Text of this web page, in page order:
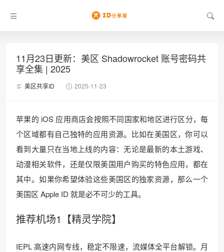
11月23日更新：美区 Shadowrocket 账号密码共
享全集 | 2025
美区共享ID 2025-11-23
苹果的 iOS 应用商店会按照不同国家和地区进行区分，每
个区域都有自己独特的应用资源。比如在美国区，你可以
看到大量只在当地上线的内容：无论是最新的本土游戏、
动漫相关软件，还是仅限美国用户购买的特色应用，都在
其中。如果你希望体验这些美国区的独家资源，那么一个
美国区 Apple ID 就是必不可少的工具。
推荐机场1【精灵学院】
IEPL 高速内网专线，稳定不限速，流媒体全平台解锁。月